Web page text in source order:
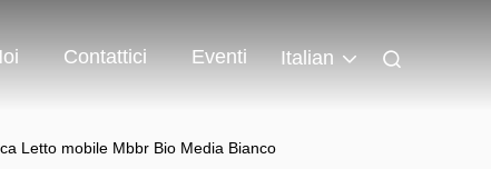
Contattici Eventi Italian
Letto mobile Mbbr Bio Media Bianco